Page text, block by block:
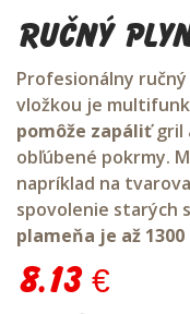
Ručný
Profesionálny
vložkou je
pomôže zapáliťgril
obľúbené pokrmy.
napríklad na
spovolenie starých
plameňa je až 1300
8.13 €